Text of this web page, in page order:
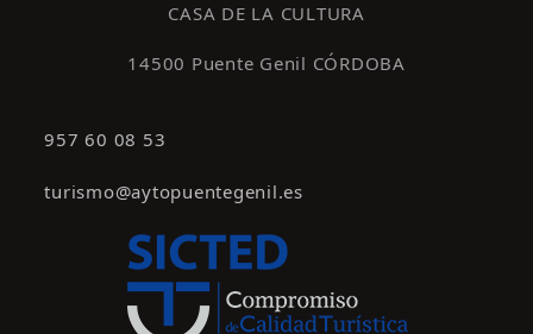
CASA DE LA CULTURA
14500 Puente Genil CÓRDOBA
957 60 08 53
turismo@aytopuentegenil.es